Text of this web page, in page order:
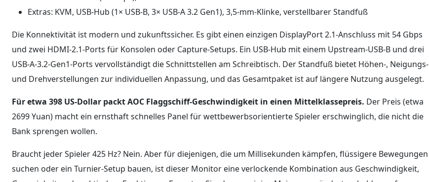
Extras: KVM, USB-Hub (1× USB-B, 3× USB-A 3.2 Gen1), 3,5-mm-Klinke, verstellbarer Standfuß
Die Konnektivität ist modern und zukunftssicher. Es gibt einen einzigen DisplayPort 2.1-Anschluss mit 54 Gbps
und zwei HDMI-2.1-Ports für Konsolen oder Capture-Setups. Ein USB-Hub mit einem Upstream-USB-B und drei
USB-A-3.2-Gen1-Ports vervollständigt die Schnittstellen am Schreibtisch. Der Standfuß bietet Höhen-, Neigungs-
und Drehverstellungen zur individuellen Anpassung, und das Gesamtpaket ist auf längere Nutzung ausgelegt.
Für etwa 398 US-Dollar packt AOC Flaggschiff-Geschwindigkeit in einen Mittelklassepreis. Der Preis (etwa
2699 Yuan) macht ein ernsthaft schnelles Panel für wettbewerbsorientierte Spieler erschwinglich, die nicht die
Bank sprengen wollen.
Braucht jeder Spieler 425 Hz? Nein. Aber für diejenigen, die um Millisekunden kämpfen, flüssigere Bewegungen
suchen oder ein Turnier-Setup bauen, ist dieser Monitor eine verlockende Kombination aus Geschwindigkeit,